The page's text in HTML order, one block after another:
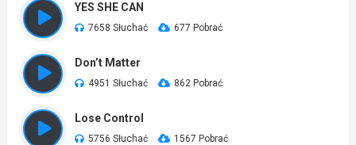
YES SHE CAN
7658 Słuchać 677 Pobrać
Don’t Matter
4951 Słuchać 862 Pobrać
Lose Control
5756 Słuchać 1567 Pobrać